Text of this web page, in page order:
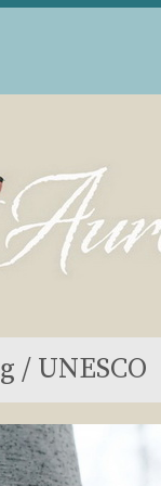
/ UNESCO